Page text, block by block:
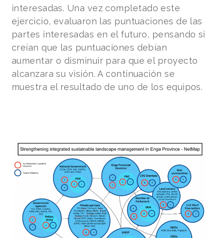
interesadas. Una vez completado este
ejercicio, evaluaron las puntuaciones de las
partes interesadas en el futuro, pensando si
creían que las puntuaciones debían
aumentar o disminuir para que el proyecto
alcanzara su visión. A continuación se
muestra el resultado de uno de los equipos.